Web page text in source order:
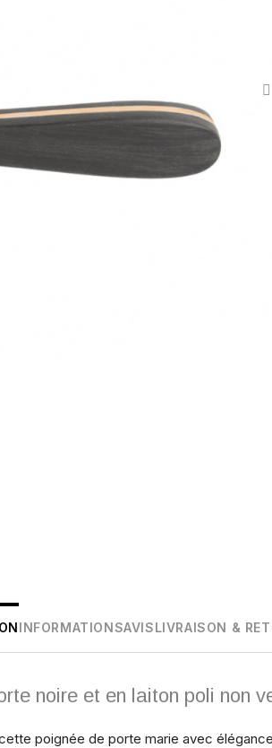
INFORMATIONSAVISLIVRAISON &
noire et en laiton poli non
poignée de porte marie avec